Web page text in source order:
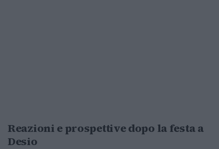
Reazioni e prospettive dopo la festa a
Desio